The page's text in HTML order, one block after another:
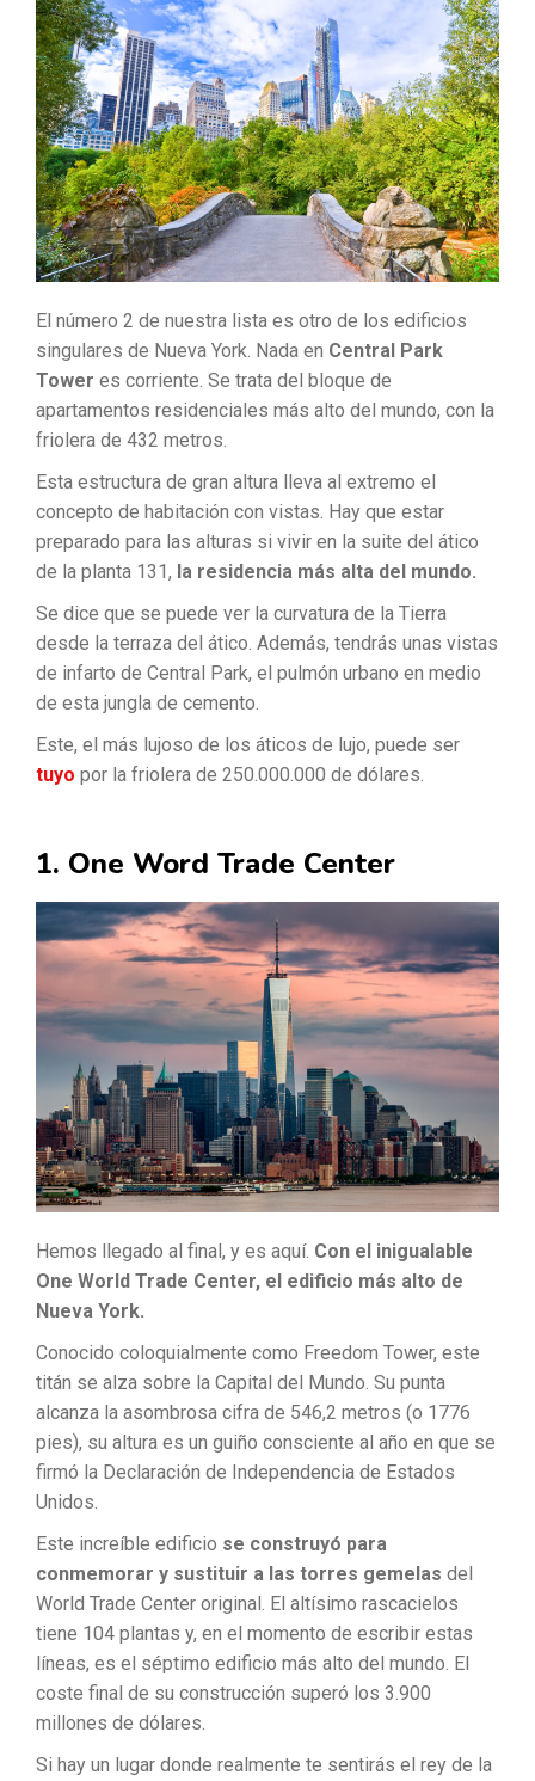
El número 2 de nuestra lista es otro de los edificios
singulares de Nueva York. Nada en Central Park
Tower es corriente. Se trata del bloque de
apartamentos residenciales más alto del mundo, con la
friolera de 432 metros.
Esta estructura de gran altura lleva al extremo el
concepto de habitación con vistas. Hay que estar
preparado para las alturas si vivir en la suite del ático
de la planta 131, la residencia más alta del mundo.
Se dice que se puede ver la curvatura de la Tierra
desde la terraza del ático. Además, tendrás unas vistas
de infarto de Central Park, el pulmón urbano en medio
de esta jungla de cemento.
Este, el más lujoso de los áticos de lujo, puede ser
tuyo por la friolera de 250.000.000 de dólares.
1. One Word Trade Center
Hemos llegado al final, y es aquí. Con el inigualable
One World Trade Center, el edificio más alto de
Nueva York.
Conocido coloquialmente como Freedom Tower, este
titán se alza sobre la Capital del Mundo. Su punta
alcanza la asombrosa cifra de 546,2 metros (o 1776
pies), su altura es un guiño consciente al año en que se
firmó la Declaración de Independencia de Estados
Unidos.
Este increíble edificio se construyó para
conmemorar y sustituir a las torres gemelas del
World Trade Center original. El altísimo rascacielos
tiene 104 plantas y, en el momento de escribir estas
líneas, es el séptimo edificio más alto del mundo. El
coste final de su construcción superó los 3.900
millones de dólares.
Si hay un lugar donde realmente te sentirás el rey de la